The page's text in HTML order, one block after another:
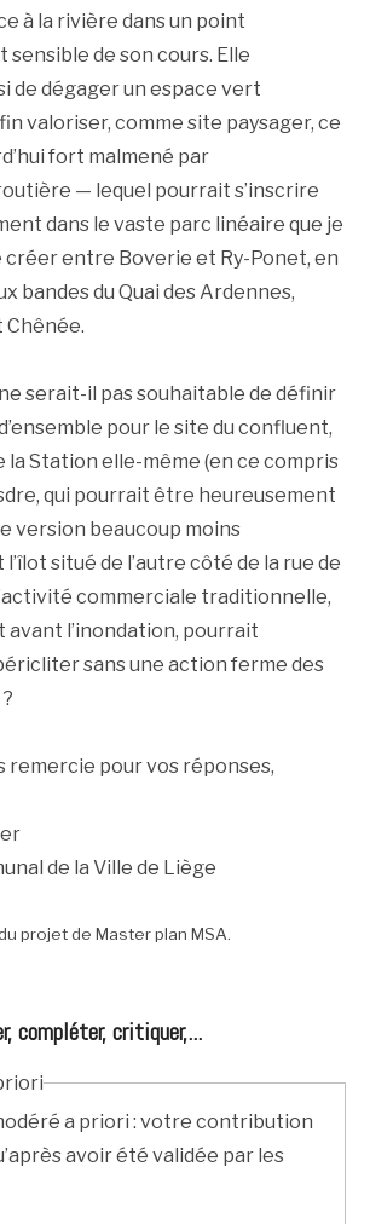
à la rivière dans un point
de son cours. Elle
de dégager un espace vert
valoriser, comme site paysager, ce
fort malmené par
— lequel pourrait s’inscrire
dans le vaste parc linéaire que je
créer entre Boverie et Ry-Ponet, en
bandes du Quai des Ardennes,
serait-il pas souhaitable de définir
pour le site du confluent,
la Station elle-même (en ce compris
qui pourrait être heureusement
version beaucoup moins
situé de l’autre côté de la rue de
commerciale traditionnelle,
avant l’inondation, pourrait
sans une action ferme des
remercie pour vos réponses,
de la Ville de Liège
projet de Master plan MSA.
compléter, critiquer,...
a priori : votre contribution
avoir été validée par les